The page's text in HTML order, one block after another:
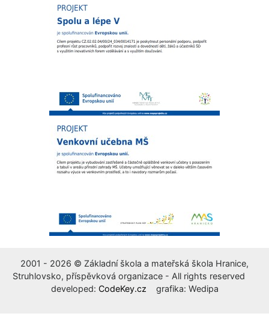
2001 - 2026 © Základní škola a mateřská škola Hranice,
Struhlovsko, příspěvková organizace - All rights reserved
developed: CodeKey.cz grafika: Wedipa